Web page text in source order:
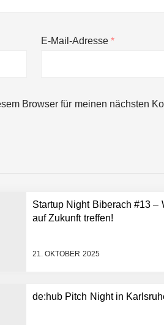
E-Mail-Adresse *
Browser für meinen nächsten
Startup Night Biberach #13 –
auf Zukunft treffen!
21. OKTOBER 2025
de:hub Pitch Night in
statt Wochen: FiniteNow ermöglicht